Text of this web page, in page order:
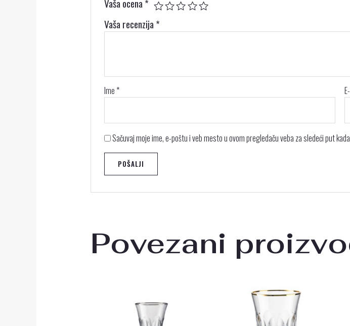
Vaša ocena*
Vaša recenzija*
Ime *
Sačuvaj moje ime, e-poštu i veb mesto u ovom pregledaču veba za sledeći put
Povezani